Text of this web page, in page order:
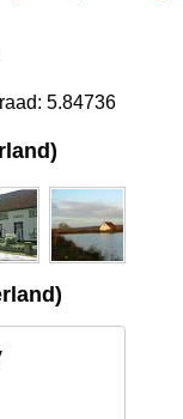
5.84736